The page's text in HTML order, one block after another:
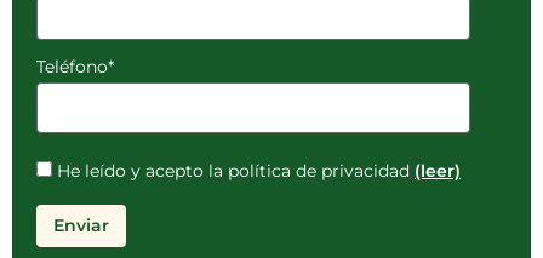
Teléfono*
He leído y acepto la política de privacidad (leer)